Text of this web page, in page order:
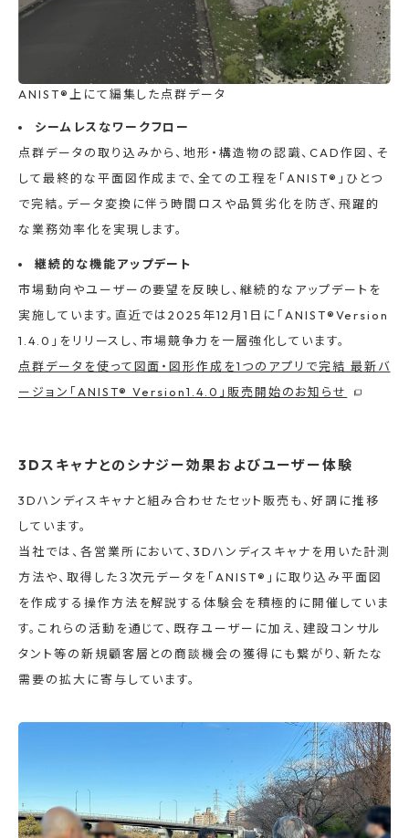
ANIST®上にて編集した点群データ
シームレスなワークフロー
点群データの取り込みから、地形・構造物の認識、CAD作図、そ
して最終的な平面図作成まで、全ての工程を「ANIST®」ひとつ
で完結。データ変換に伴う時間ロスや品質劣化を防ぎ、飛躍的
な業務効率化を実現します。
継続的な機能アップデート
市場動向やユーザーの要望を反映し、継続的なアップデートを
実施しています。直近では2025年12月1日に「ANIST®Version
1.4.0」をリリースし、市場競争力を一層強化しています。
点群データを使って図面・図形作成を1つのアプリで完結 最新バ
ージョン「ANIST® Version1.4.0」販売開始のお知らせ
3Dスキャナとのシナジー効果およびユーザー体験
3Dハンディスキャナと組み合わせたセット販売も、好調に推移
しています。
当社では、各営業所において、3Dハンディスキャナを用いた計測
方法や、取得した３次元データを「ANIST®」に取り込み平面図
を作成する操作方法を解説する体験会を積極的に開催していま
す。これらの活動を通じて、既存ユーザーに加え、建設コンサル
タント等の新規顧客層との商談機会の獲得にも繋がり、新たな
需要の拡大に寄与しています。